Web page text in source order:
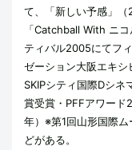
て、「新しい予感」（
「Catchball With ニ
ティバル2005にてフ
ゼーション大阪エキシ
SKIPシティ国際Dシ
賞受賞・PFFアワー
年）※第1回山形国際
どがある。